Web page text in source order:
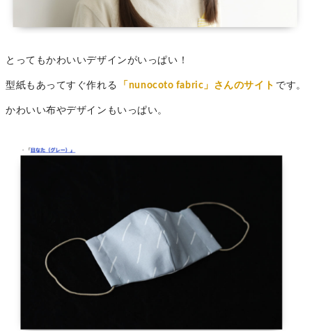
とってもかわいいデザインがいっぱい！
型紙もあってすぐ作れる 「nunocoto fabric」さんのサイト です。
かわいい布やデザインもいっぱい。